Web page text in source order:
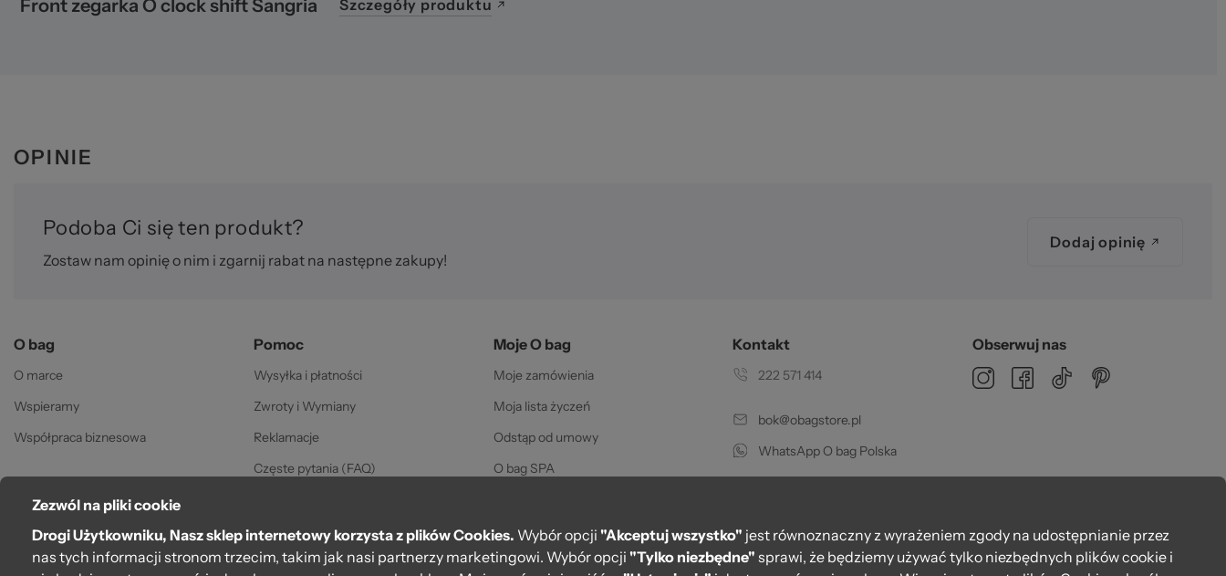
Front zegarka O clock shift Sangria Szczegóły produktu
OPINIE
Podoba Ci się ten produkt?
Zostaw nam opinię o nim i zgarnij rabat na następne zakupy!
Dodaj opinię
O bag
O marce
Wspieramy
Współpraca biznesowa
Pomoc
Wysyłka i płatności
Zwroty i Wymiany
Reklamacje
Częste pytania (FAQ)
Regulamin
Polityka prywatności
Moje O bag
Moje zamówienia
Moja lista życzeń
Odstąp od umowy
O bag SPA
Karty podarunkowe
PayPo - Zapłać za 30 dni
Kontakt
222 571 414
bok@obagstore.pl
WhatsApp O bag Polska
Obserwuj nas
Zezwól na pliki cookie
Drogi Użytkowniku, Nasz sklep internetowy korzysta z plików Cookies. Wybór opcji "Akceptuj wszystko" jest równoznaczny z wyrażeniem zgody na udostępnianie przez
nas tych informacji stronom trzecim, takim jak nasi partnerzy marketingowi. Wybór opcji "Tylko niezbędne" sprawi, że będziemy używać tylko niezbędnych plików cookie i